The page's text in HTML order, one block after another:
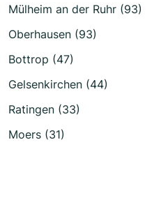
Mülheim an der Ruhr (93)
Oberhausen (93)
Bottrop (47)
Gelsenkirchen (44)
Ratingen (33)
Moers (31)